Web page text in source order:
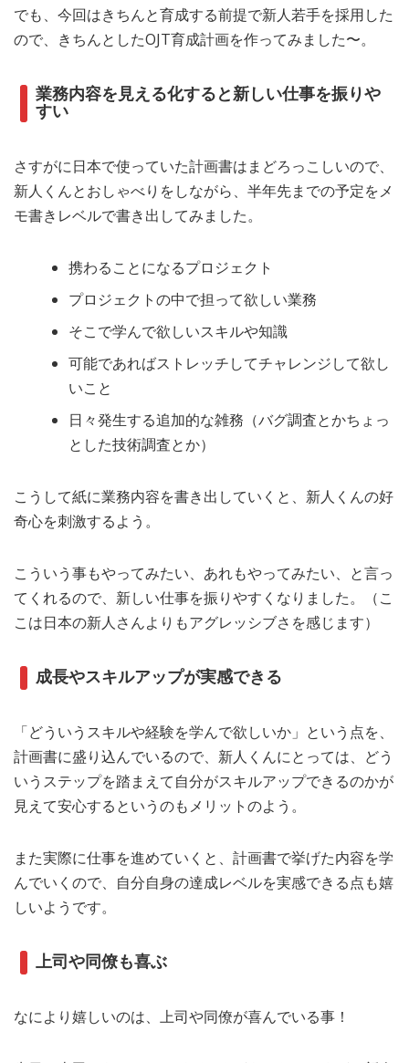
でも、今回はきちんと育成する前提で新人若手を採用した
ので、きちんとしたOJT育成計画を作ってみました〜。
業務内容を見える化すると新しい仕事を振りや
すい
さすがに日本で使っていた計画書はまどろっこしいので、
新人くんとおしゃべりをしながら、半年先までの予定をメ
モ書きレベルで書き出してみました。
携わることになるプロジェクト
プロジェクトの中で担って欲しい業務
そこで学んで欲しいスキルや知識
可能であればストレッチしてチャレンジして欲し
いこと
日々発生する追加的な雑務（バグ調査とかちょっ
とした技術調査とか）
こうして紙に業務内容を書き出していくと、新人くんの好
奇心を刺激するよう。
こういう事もやってみたい、あれもやってみたい、と言っ
てくれるので、新しい仕事を振りやすくなりました。（こ
こは日本の新人さんよりもアグレッシブさを感じます）
成長やスキルアップが実感できる
「どういうスキルや経験を学んで欲しいか」という点を、
計画書に盛り込んでいるので、新人くんにとっては、どう
いうステップを踏まえて自分がスキルアップできるのかが
見えて安心するというのもメリットのよう。
また実際に仕事を進めていくと、計画書で挙げた内容を学
んでいくので、自分自身の達成レベルを実感できる点も嬉
しいようです。
上司や同僚も喜ぶ
なにより嬉しいのは、上司や同僚が喜んでいる事！